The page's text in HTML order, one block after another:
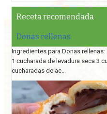
Receta recomendada
Donas rellenas
Ingredientes para Donas
1 cucharada de levadura seca 3
cucharadas de ac...